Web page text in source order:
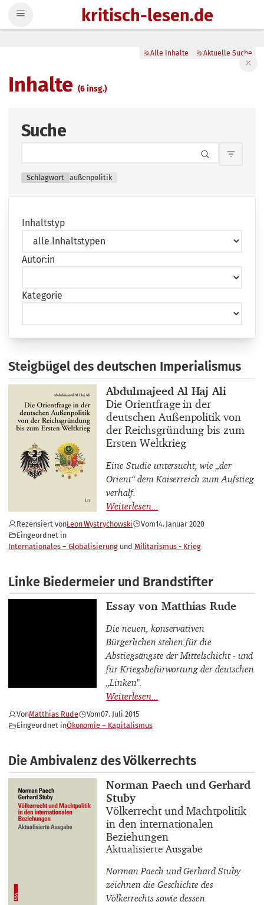
kritisch-lesen.de
Inhalte(6 insg.)
Alle Inhalte Aktuelle Suche
Suche
Schlagwort außenpolitik
Inhaltstyp
Autor:in
Kategorie
Steigbügel des deutschen Imperialismus
Buchautor_innen
Abdulmajeed Al Haj Ali
Buchtitel
Die Orientfrage in der
deutschen Außenpolitik von
der Reichsgründung bis zum
Ersten Weltkrieg
Eine Studie untersucht, wie „der
Orient“ dem Kaiserreich zum Aufstieg
verhalf.
Rezensiert vonLeon Wystrychowski Vom14. Januar 2020
Eingeordnet in
Internationales – Globalisierung
Militarismus - Krieg
Linke Biedermeier und Brandstifter
Thema
Essay von Matthias Rude
Die neuen, konservativen
Bürgerlichen stehen für die
Abstiegsängste der Mittelschicht - und
für Kriegsbefürwortung der deutschen
„Linken".
VonMatthias Rude Vom07. Juli 2015
Eingeordnet inÖkonomie – Kapitalismus
Die Ambivalenz des Völkerrechts
Buchautor_innen
Norman Paech und Gerhard
Stuby
Buchtitel
Völkerrecht und Machtpolitik
in den internationalen
Beziehungen
Buchuntertitel
Aktualisierte Ausgabe
Norman Paech und Gerhard Stuby
zeichnen die Geschichte des
Völkerrechts sowie dessen